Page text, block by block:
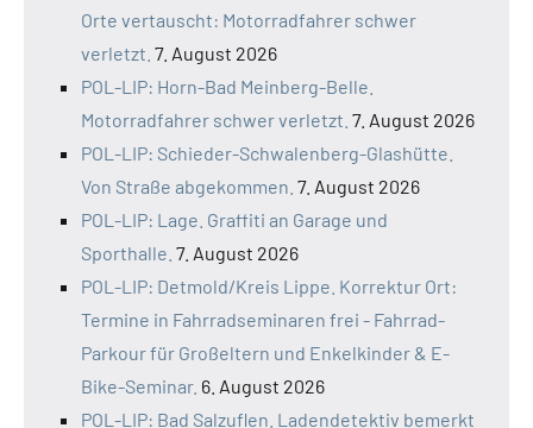
Orte vertauscht: Motorradfahrer schwer
verletzt. 7. August 2026
POL-LIP: Horn-Bad Meinberg-Belle.
Motorradfahrer schwer verletzt. 7. August 2026
POL-LIP: Schieder-Schwalenberg-Glashütte.
Von Straße abgekommen. 7. August 2026
POL-LIP: Lage. Graffiti an Garage und
Sporthalle. 7. August 2026
POL-LIP: Detmold/Kreis Lippe. Korrektur Ort:
Termine in Fahrradseminaren frei - Fahrrad-
Parkour für Großeltern und Enkelkinder & E-
Bike-Seminar. 6. August 2026
POL-LIP: Bad Salzuflen. Ladendetektiv bemerkt